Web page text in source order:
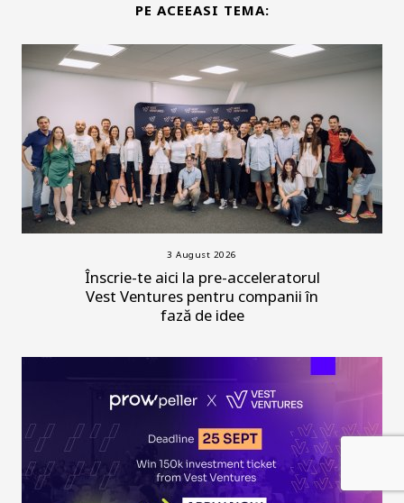
PE ACEEASI TEMA:
3 August 2026
Înscrie-te aici la pre-acceleratorul
Vest Ventures pentru companii în
fază de idee